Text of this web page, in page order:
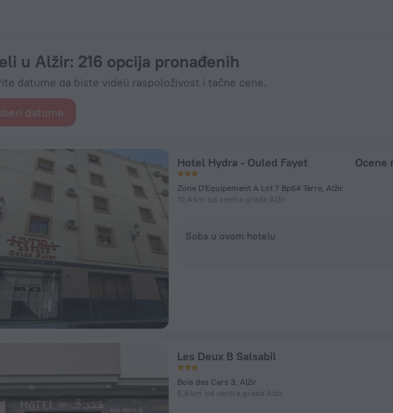
u Alžir: 216 opcija pronađenih
datume da biste videli raspoloživost i tačne cene.
datume
Hotel Hydra - Ouled Fayet
Zone D'Equipement A Lot 7 Bp64 Terre, Alžir
10,4 km od centra grada Alžir
Ocene
Soba u ovom hotelu
Les Deux B Salsabil
Bois des Cars 3, Alžir
6,8 km od centra grada Alžir
- Rezervišite odmah preko ZenHotels.com